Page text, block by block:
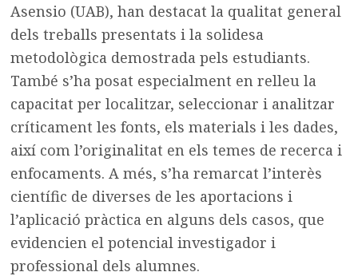
Asensio (UAB), han destacat la qualitat general
dels treballs presentats i la solidesa
metodològica demostrada pels estudiants.
També s’ha posat especialment en relleu la
capacitat per localitzar, seleccionar i analitzar
críticament les fonts, els materials i les dades,
així com l’originalitat en els temes de recerca i
enfocaments. A més, s’ha remarcat l’interès
científic de diverses de les aportacions i
l’aplicació pràctica en alguns dels casos, que
evidencien el potencial investigador i
professional dels alumnes.